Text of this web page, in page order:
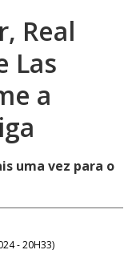
Real
Las
a
uma vez para o
- 20H33)